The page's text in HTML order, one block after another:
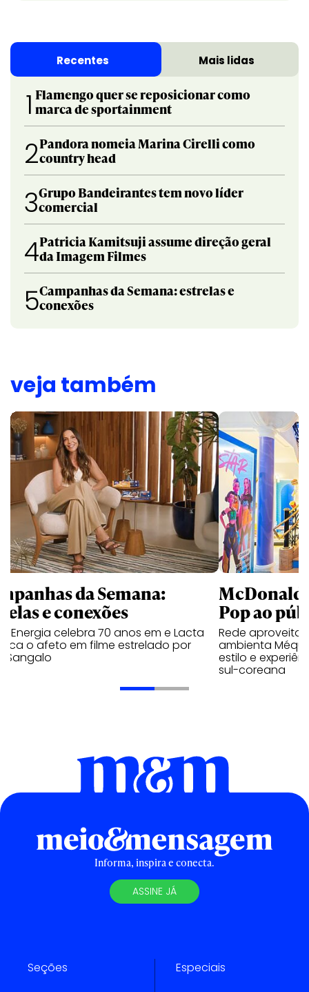
Recentes Mais lidas
1 Flamengo quer se reposicionar como
marca de sportainment
2Pandora nomeia Marina Cirelli como
country head
3Grupo Bandeirantes tem novo líder
comercial
4Patricia Kamitsuji assume direção geral
da Imagem Filmes
5Campanhas da Semana: estrelas e
conexões
veja também
da Semana:
e conexões
Energia celebra 70 anos em e Lacta
o afeto em filme estrelado por
Sangalo
Pop ao
Rede aproveita
ambienta Méqui
estilo e
sul-coreana
Informa, inspira e conecta.
ASSINE JÁ
Seções Especiais